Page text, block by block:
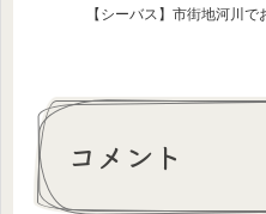
【シーバス】市街地河川で
コメント